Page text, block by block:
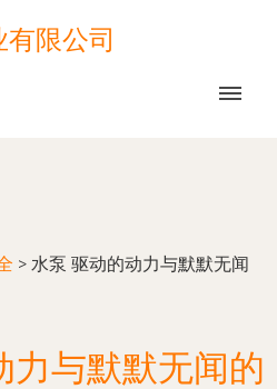
限公司
> 水泵 驱动的动力与默默无闻
力与默默无闻的